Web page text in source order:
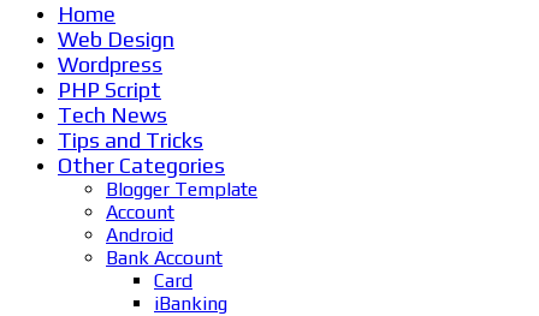
Home
Web Design
Wordpress
PHP Script
Tech News
Tips and Tricks
Other Categories
Blogger Template
Account
Android
Bank Account
Card
iBanking